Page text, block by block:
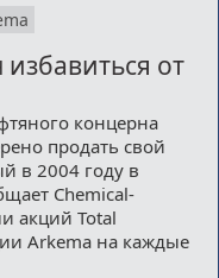
от
концерна
продать свой
в 2004 году в
Сhemical-
акций Total
Arkema на каждые